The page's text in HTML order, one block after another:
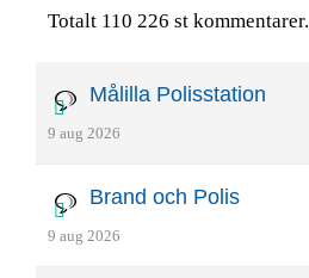
Totalt 110 226 st kommentarer.
Målilla Polisstation
9 aug 2026
Brand och Polis
9 aug 2026